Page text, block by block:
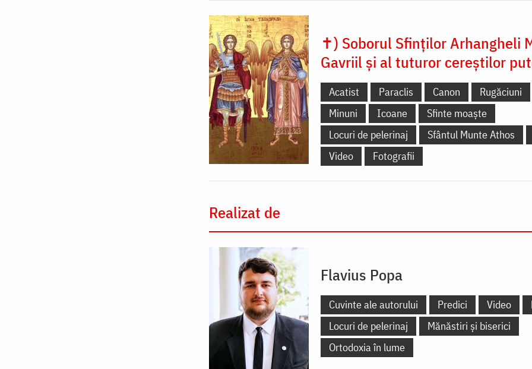
✝) Soborul Sfinților Arhangheli
Gavriil și al tuturor cereștilor
Acatist Paraclis Canon Rugăciuni
Minuni
Icoane
Sfinte moaște
Locuri de pelerinaj
Sfântul Munte Athos
Video
Fotografii
Realizat de
Flavius Popa
Cuvinte ale autorului Predici Video
Locuri de pelerinaj
Mănăstiri și biserici
Ortodoxia în lume